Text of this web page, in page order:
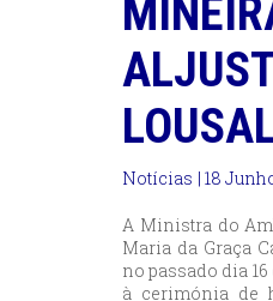
Notícias | 18
A Ministra do
Maria da Graça
no passado dia
à cerimónia de